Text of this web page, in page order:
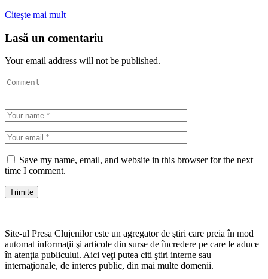
Citeşte mai mult
Lasă un comentariu
Your email address will not be published.
Save my name, email, and website in this browser for the next
time I comment.
Site-ul Presa Clujenilor este un agregator de ştiri care preia în mod
automat informaţii şi articole din surse de încredere pe care le aduce
în atenţia publicului. Aici veţi putea citi ştiri interne sau
internaţionale, de interes public, din mai multe domenii.